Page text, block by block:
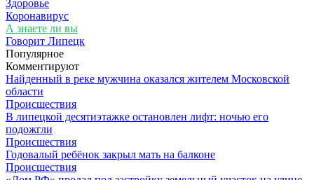
Здоровье
Коронавирус
А знаете ли вы
Говорит Липецк
Популярное
Комментируют
Найденный в реке мужчина оказался жителем Московской
области
Происшествия
В липецкой десятиэтажке остановлен лифт: ночью его
подожгли
Происшествия
Годовалый ребёнок закрыл мать на балконе
Происшествия